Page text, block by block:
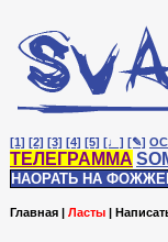
[1] [2] [3] [4] [5] [♩] [✎]
ТЕЛЕГРАММА
НАОРАТЬ НА
Главная | Ласты |